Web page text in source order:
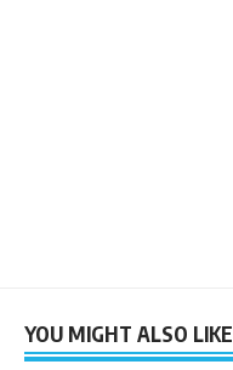
YOU MIGHT ALSO LIKE